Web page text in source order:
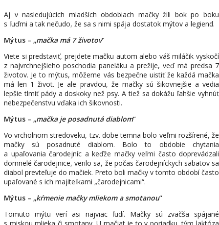
Aj v nasledujúcich mladších obdobiach mačky žili bok po boku
s ľuďmi a tak nečudo, že sa s nimi spája dostatok mýtov a legiend.
Mýtus – „mačka má 7 životov“
Viete si predstaviť, prejdete mačku autom alebo váš miláčik vyskočí
z najvrchnejšieho poschodia paneláku a prežije, veď má predsa 7
životov. Je to mýtus, môžeme vás bezpečne uistiť že každá mačka
má len 1 život. Je ale pravdou, že mačky sú šikovnejšie a vedia
lepšie tlmiť pády a doskoky než psy. A tiež sa dokážu ľahšie vyhnúť
nebezpečenstvu vďaka ich šikovnosti.
Mýtus – „mačka je posadnutá diablom“
Vo vrcholnom stredoveku, tzv. dobe temna bolo veľmi rozšírené, že
mačky sú posadnuté diablom. Bolo to obdobie chytania
a upaľovania čarodejníc a keďže mačky veľmi často doprevádzali
domnelé čarodejnice, verilo sa, že počas čarodejníckych sabatov sa
diabol prevteľuje do mačiek. Preto boli mačky v tomto období často
upaľované s ich majiteľkami „čarodejnicami“.
Mýtus – „kŕmenie mačky mliekom a smotanou“
Tomuto mýtu verí asi najviac ľudí. Mačky sú zväčša spájané